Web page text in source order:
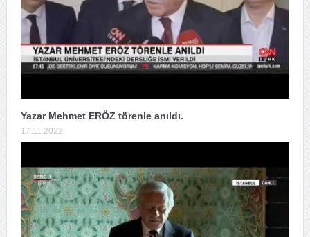
Yazar Mehmet ERÖZ törenle anıldı.
17.11.2022